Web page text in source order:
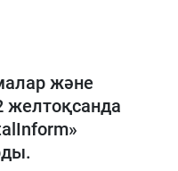
және
желтоқсанда